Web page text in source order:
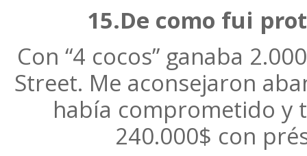
15.De como fui
Con “4 cocos” ganaba
Street. Me aconsejaron
había comprometido y
240.000$ con